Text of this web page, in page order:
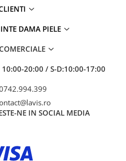
DAMA PIELE
10:00-20:00 / S-D:10:00-17:00
NE IN SOCIAL MEDIA